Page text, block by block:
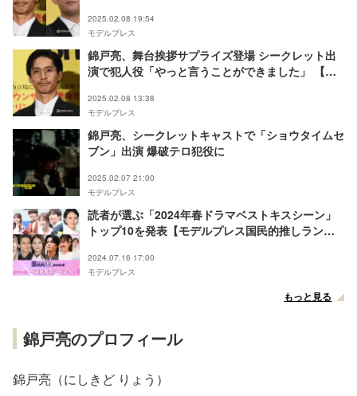
2025.02.08 19:54
モデルプレス
錦戸亮、舞台挨拶サプライズ登場 シークレット出
演で犯人役「やっと言うことができました」 【シ
2025.02.08 13:38
モデルプレス
錦戸亮、シークレットキャストで「ショウタイムセ
ブン」出演 爆破テロ犯役に
2025.02.07 21:00
モデルプレス
読者が選ぶ「2024年春ドラマベストキスシーン」
トップ10を発表【モデルプレス国民的推しランキ
2024.07.16 17:00
モデルプレス
もっと見る
錦戸亮のプロフィール
錦戸亮（にしきど りょう）